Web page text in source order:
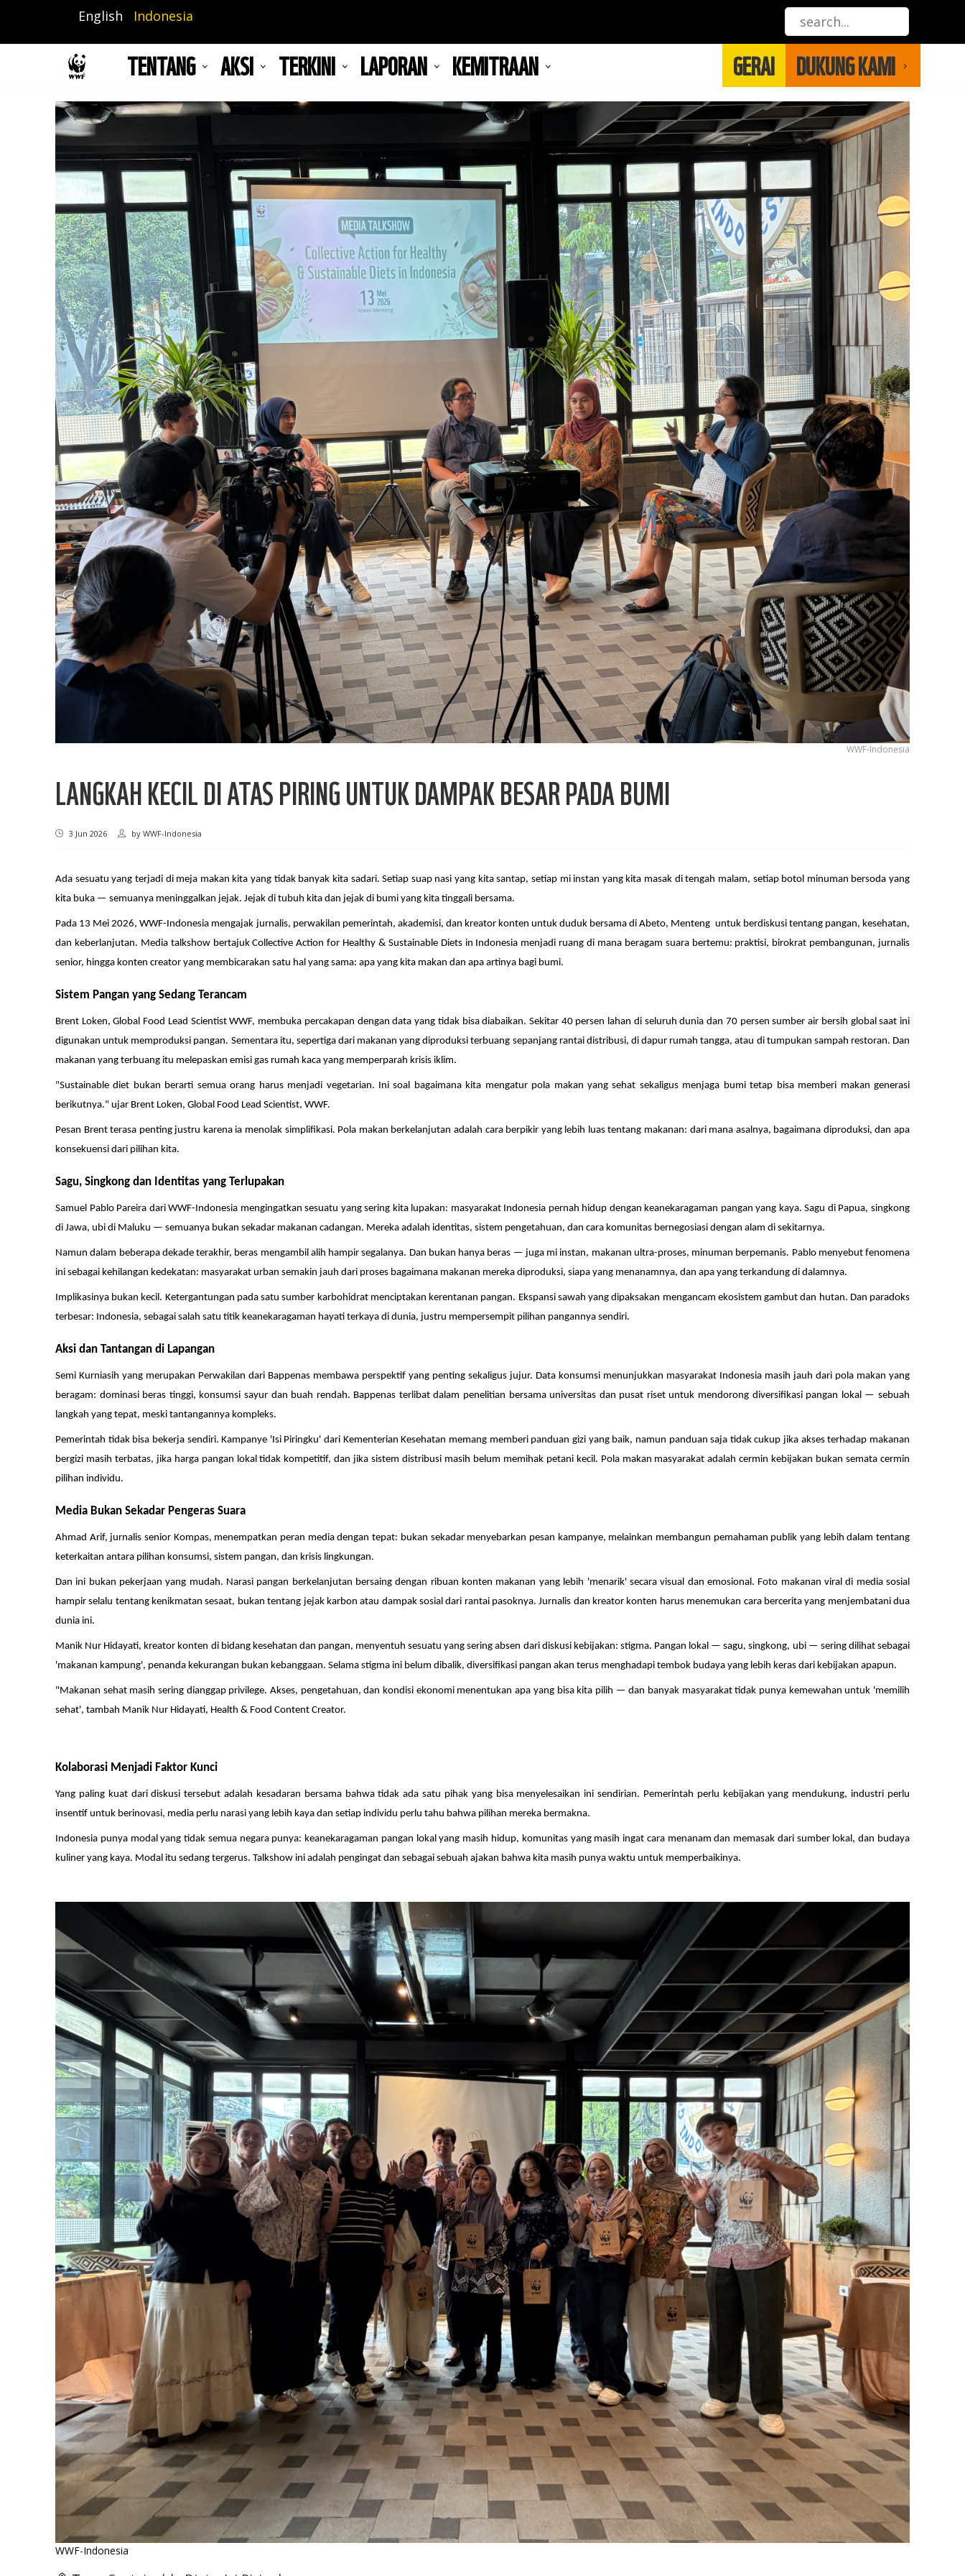
isi
English Indonesia
TENTANG AKSI TERKINI LAPORAN KEMITRAAN GERAI DUKUNG KAMI
WWF-Indonesia
LANGKAH KECIL DI ATAS PIRING UNTUK DAMPAK BESAR PADA BUMI
3 Jun 2026 by WWF-Indonesia
Ada sesuatu yang terjadi di meja makan kita yang tidak banyak kita sadari. Setiap suap nasi yang kita santap, setiap mi instan yang kita masak di tengah malam, setiap botol minuman bersoda yang
kita buka — semuanya meninggalkan jejak. Jejak di tubuh kita dan jejak di bumi yang kita tinggali bersama.
Pada 13 Mei 2026, WWF-Indonesia mengajak jurnalis, perwakilan pemerintah, akademisi, dan kreator konten untuk duduk bersama di Abeto, Menteng untuk berdiskusi tentang pangan, kesehatan,
dan keberlanjutan. Media talkshow bertajuk Collective Action for Healthy & Sustainable Diets in Indonesia menjadi ruang di mana beragam suara bertemu: praktisi, birokrat pembangunan, jurnalis
senior, hingga konten creator yang membicarakan satu hal yang sama: apa yang kita makan dan apa artinya bagi bumi.
Sistem Pangan yang Sedang Terancam
Brent Loken, Global Food Lead Scientist WWF, membuka percakapan dengan data yang tidak bisa diabaikan. Sekitar 40 persen lahan di seluruh dunia dan 70 persen sumber air bersih global saat ini
digunakan untuk memproduksi pangan. Sementara itu, sepertiga dari makanan yang diproduksi terbuang sepanjang rantai distribusi, di dapur rumah tangga, atau di tumpukan sampah restoran. Dan
makanan yang terbuang itu melepaskan emisi gas rumah kaca yang memperparah krisis iklim.
"Sustainable diet bukan berarti semua orang harus menjadi vegetarian. Ini soal bagaimana kita mengatur pola makan yang sehat sekaligus menjaga bumi tetap bisa memberi makan generasi
berikutnya." ujar Brent Loken, Global Food Lead Scientist, WWF.
Pesan Brent terasa penting justru karena ia menolak simplifikasi. Pola makan berkelanjutan adalah cara berpikir yang lebih luas tentang makanan: dari mana asalnya, bagaimana diproduksi, dan apa
konsekuensi dari pilihan kita.
Sagu, Singkong dan Identitas yang Terlupakan
Samuel Pablo Pareira dari WWF-Indonesia mengingatkan sesuatu yang sering kita lupakan: masyarakat Indonesia pernah hidup dengan keanekaragaman pangan yang kaya. Sagu di Papua, singkong
di Jawa, ubi di Maluku — semuanya bukan sekadar makanan cadangan. Mereka adalah identitas, sistem pengetahuan, dan cara komunitas bernegosiasi dengan alam di sekitarnya.
Namun dalam beberapa dekade terakhir, beras mengambil alih hampir segalanya. Dan bukan hanya beras — juga mi instan, makanan ultra-proses, minuman berpemanis. Pablo menyebut fenomena
ini sebagai kehilangan kedekatan: masyarakat urban semakin jauh dari proses bagaimana makanan mereka diproduksi, siapa yang menanamnya, dan apa yang terkandung di dalamnya.
Implikasinya bukan kecil. Ketergantungan pada satu sumber karbohidrat menciptakan kerentanan pangan. Ekspansi sawah yang dipaksakan mengancam ekosistem gambut dan hutan. Dan paradoks
terbesar: Indonesia, sebagai salah satu titik keanekaragaman hayati terkaya di dunia, justru mempersempit pilihan pangannya sendiri.
Aksi dan Tantangan di Lapangan
Semi Kurniasih yang merupakan Perwakilan dari Bappenas membawa perspektif yang penting sekaligus jujur. Data konsumsi menunjukkan masyarakat Indonesia masih jauh dari pola makan yang
beragam: dominasi beras tinggi, konsumsi sayur dan buah rendah. Bappenas terlibat dalam penelitian bersama universitas dan pusat riset untuk mendorong diversifikasi pangan lokal — sebuah
langkah yang tepat, meski tantangannya kompleks.
Pemerintah tidak bisa bekerja sendiri. Kampanye 'Isi Piringku' dari Kementerian Kesehatan memang memberi panduan gizi yang baik, namun panduan saja tidak cukup jika akses terhadap makanan
bergizi masih terbatas, jika harga pangan lokal tidak kompetitif, dan jika sistem distribusi masih belum memihak petani kecil. Pola makan masyarakat adalah cermin kebijakan bukan semata cermin
pilihan individu.
Media Bukan Sekadar Pengeras Suara
Ahmad Arif, jurnalis senior Kompas, menempatkan peran media dengan tepat: bukan sekadar menyebarkan pesan kampanye, melainkan membangun pemahaman publik yang lebih dalam tentang
keterkaitan antara pilihan konsumsi, sistem pangan, dan krisis lingkungan.
Dan ini bukan pekerjaan yang mudah. Narasi pangan berkelanjutan bersaing dengan ribuan konten makanan yang lebih 'menarik' secara visual dan emosional. Foto makanan viral di media sosial
hampir selalu tentang kenikmatan sesaat, bukan tentang jejak karbon atau dampak sosial dari rantai pasoknya. Jurnalis dan kreator konten harus menemukan cara bercerita yang menjembatani dua
dunia ini.
Manik Nur Hidayati, kreator konten di bidang kesehatan dan pangan, menyentuh sesuatu yang sering absen dari diskusi kebijakan: stigma. Pangan lokal — sagu, singkong, ubi — sering dilihat sebagai
'makanan kampung', penanda kekurangan bukan kebanggaan. Selama stigma ini belum dibalik, diversifikasi pangan akan terus menghadapi tembok budaya yang lebih keras dari kebijakan apapun.
"Makanan sehat masih sering dianggap privilege. Akses, pengetahuan, dan kondisi ekonomi menentukan apa yang bisa kita pilih — dan banyak masyarakat tidak punya kemewahan untuk 'memilih
sehat', tambah Manik Nur Hidayati, Health & Food Content Creator.
Kolaborasi Menjadi Faktor Kunci
Yang paling kuat dari diskusi tersebut adalah kesadaran bersama bahwa tidak ada satu pihak yang bisa menyelesaikan ini sendirian. Pemerintah perlu kebijakan yang mendukung, industri perlu
insentif untuk berinovasi, media perlu narasi yang lebih kaya dan setiap individu perlu tahu bahwa pilihan mereka bermakna.
Indonesia punya modal yang tidak semua negara punya: keanekaragaman pangan lokal yang masih hidup, komunitas yang masih ingat cara menanam dan memasak dari sumber lokal, dan budaya
kuliner yang kaya. Modal itu sedang tergerus. Talkshow ini adalah pengingat dan sebagai sebuah ajakan bahwa kita masih punya waktu untuk memperbaikinya.
WWF-Indonesia